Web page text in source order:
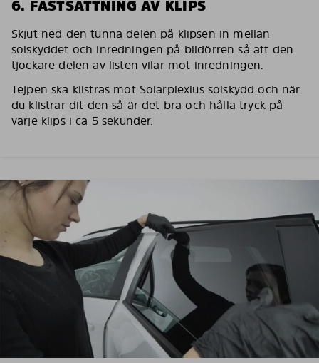
6. FASTSÄTTNING AV KLIPS
Skjut ned den tunna delen på klipsen in mellan
solskyddet och inredningen på bildörren så att den
tjockare delen av listen vilar mot inredningen.
Tejpen ska klistras mot Solarplexius solskydd och när
du klistrar dit den så är det bra och hålla tryck på
varje klips i ca 5 sekunder.